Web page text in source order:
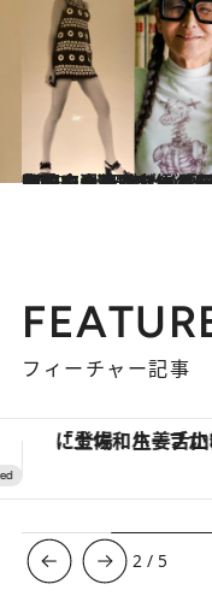
2025.1.25
高校中退後、ゴーゴーガールに…浅野忠信の母・順子さん（74）が語る、怒涛の青春時代〈月収30万円でオーディション制、忘れられないモデル仕事も…〉
カルチャー
フィーチャー記事
ヴァシュロン・コンスタンタン「オーヴァーシーズ・オ
3 / 5